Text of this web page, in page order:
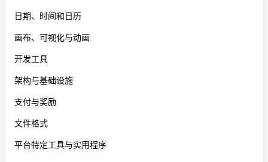
日期、时间和日历
画布、可视化与动画
开发工具
架构与基础设施
支付与奖励
文件格式
平台特定工具与实用程序